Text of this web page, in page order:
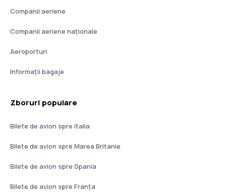
Companii aeriene
Companii aeriene naţionale
Aeroporturi
Informații bagaje
Zboruri populare
Bilete de avion spre Italia
Bilete de avion spre Marea Britanie
Bilete de avion spre Spania
Bilete de avion spre Franţa